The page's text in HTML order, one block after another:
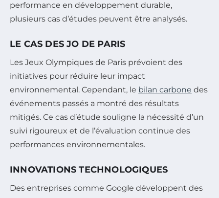
performance en développement durable,
plusieurs cas d’études peuvent être analysés.
LE CAS DES JO DE PARIS
Les Jeux Olympiques de Paris prévoient des
initiatives pour réduire leur impact
environnemental. Cependant, le bilan carbone des
événements passés a montré des résultats
mitigés. Ce cas d’étude souligne la nécessité d’un
suivi rigoureux et de l’évaluation continue des
performances environnementales.
INNOVATIONS TECHNOLOGIQUES
Des entreprises comme Google développent des